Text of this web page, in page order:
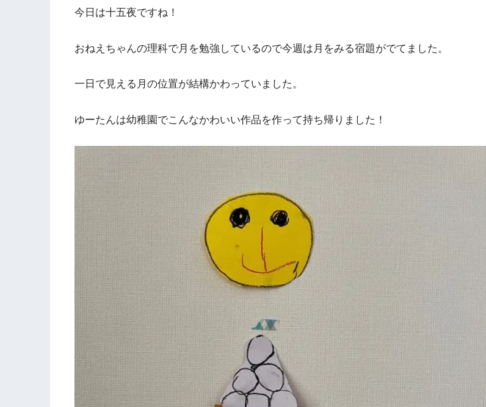
今日は十五夜ですね！
おねえちゃんの理科で月を勉強しているので今週は月をみる宿題がでてました。
一日で見える月の位置が結構かわっていました。
ゆーたんは幼稚園でこんなかわいい作品を作って持ち帰りました！